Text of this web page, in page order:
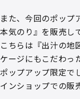
また、今回のポップ
本気のり』を販売し
こちらは『出汁の地
ケージにもこだわっ
ポップアップ限定で
インショップでの販